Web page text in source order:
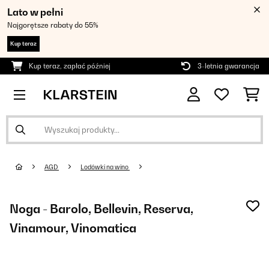
Lato w pełni
Najgorętsze rabaty do 55%
Kup teraz
Kup teraz, zapłać później 3-letnia gwarancja
AGD Lodówki na wino
Noga - Barolo, Bellevin, Reserva,
Vinamour, Vinomatica